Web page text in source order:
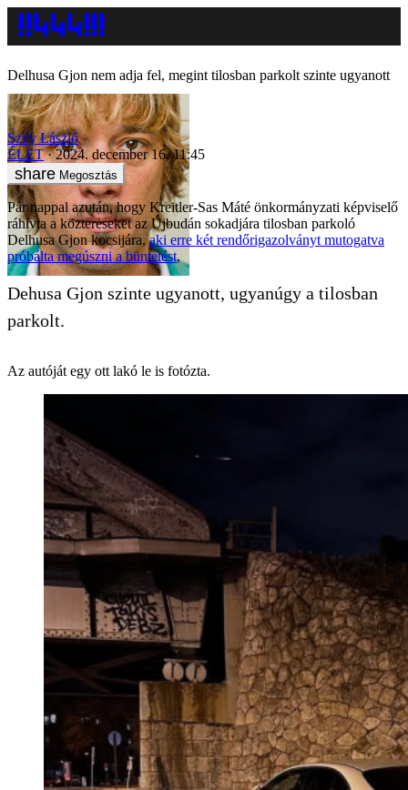
Delhusa Gjon nem adja fel, megint tilosban parkolt szinte ugyanott
Szily László
ÉLET
2024. december 16. 11:45
Megosztás
Pár nappal azután, hogy Kreitler-Sas Máté önkormányzati képviselő
ráhívta a köztereseket az Újbudán sokadjára tilosban parkoló
Delhusa Gjon kocsijára,aki erre két rendőrigazolványt mutogatva
próbálta megúszni a büntetést,
Dehusa Gjon szinte ugyanott, ugyanúgy a tilosban
parkolt.
Az autóját egy ott lakó le is fotózta.